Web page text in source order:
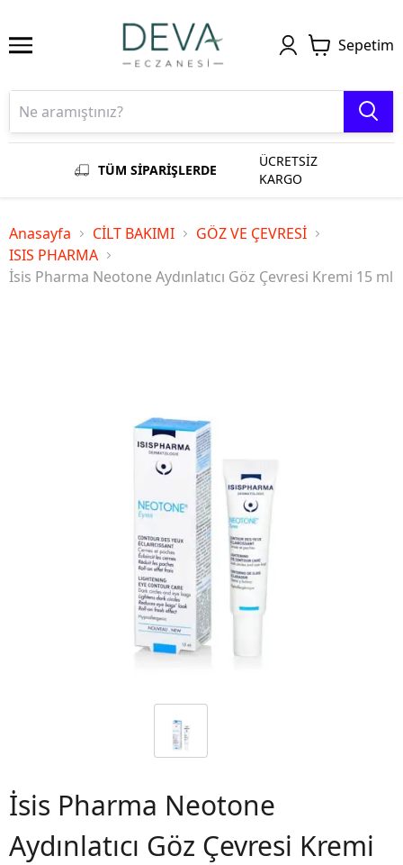
Sepetim
TÜM SİPARİŞLERDE
ÜCRETSİZ
KARGO
Anasayfa CİLT BAKIMI
GÖZ VE ÇEVRESİ
ISIS PHARMA
İsis Pharma Neotone Aydınlatıcı Göz Çevresi Kremi 15 ml
İsis Pharma Neotone
Aydınlatıcı Göz Çevresi Kremi